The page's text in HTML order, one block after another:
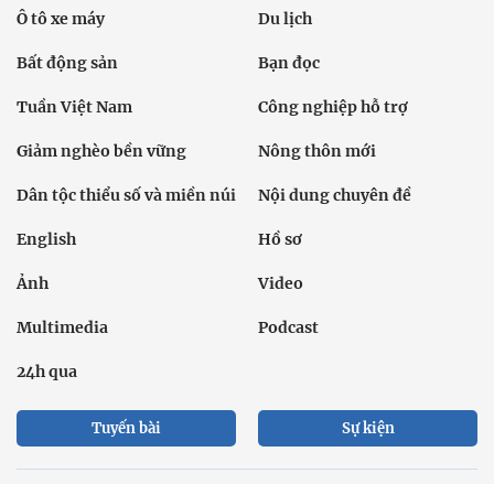
Ô tô xe máy Du lịch
Bất động sản Bạn đọc
Tuần Việt Nam Công nghiệp hỗ trợ
Giảm nghèo bền vững Nông thôn mới
Dân tộc thiểu số và miền núi Nội dung chuyên đề
English Hồ sơ
Ảnh Video
Multimedia Podcast
24h qua
Tuyến bài Sự kiện